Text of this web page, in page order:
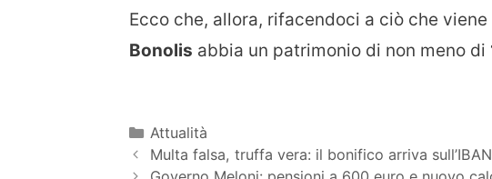
Ecco che, allora, rifacendoci a ciò che
Bonolis abbia un patrimonio di non meno di
Categorie
Attualità
Multa falsa, truffa vera: il bonifico arriva sull’IBAN